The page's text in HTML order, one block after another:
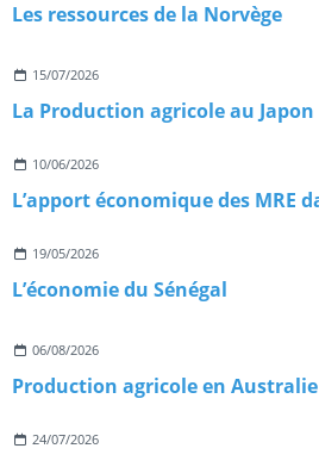
Les ressources de la Norvège
15/07/2026
La Production agricole au Japon
10/06/2026
19/05/2026
L’économie du Sénégal
06/08/2026
Production agricole en Australie
24/07/2026